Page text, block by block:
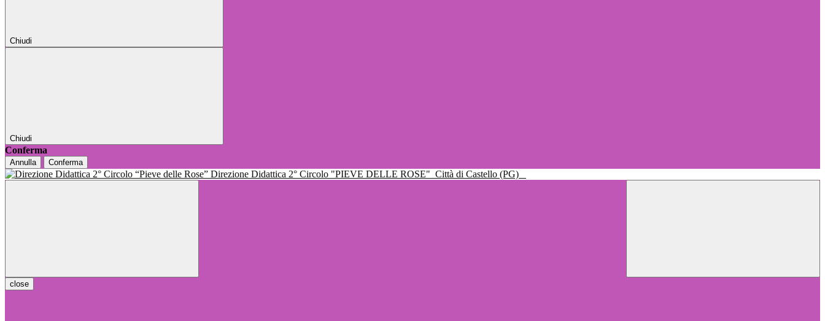
Chiudi
Chiudi
Conferma
Annulla Conferma
Direzione Didattica 2° Circolo "PIEVE DELLE ROSE" Città di Castello (PG)
close